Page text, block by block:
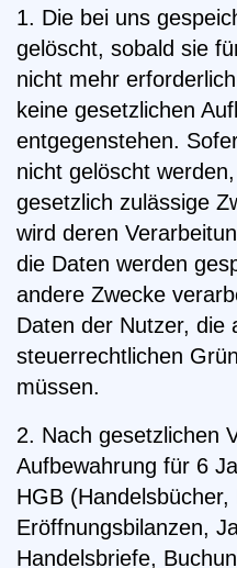
1. Die bei uns
gelöscht, sobald sie
nicht mehr
keine gesetzlichen
entgegenstehen.
nicht gelöscht
gesetzlich zulässige
wird deren
die Daten werden
andere Zwecke
Daten der Nutzer, die
steuerrechtlichen
müssen.
2. Nach gesetzlichen
Aufbewahrung für 6
HGB (Handelsbücher,
Eröffnungsbilanzen,
Handelsbriefe,